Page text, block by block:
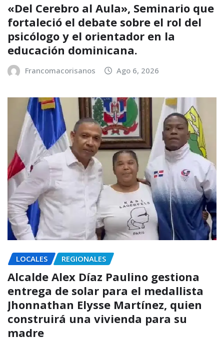
«Del Cerebro al Aula», Seminario que
fortaleció el debate sobre el rol del
psicólogo y el orientador en la
educación dominicana.
Francomacorisanos Ago 6, 2026
LOCALES REGIONALES
Alcalde Alex Díaz Paulino gestiona
entrega de solar para el medallista
Jhonnathan Elysse Martínez, quien
construirá una vivienda para su
madre